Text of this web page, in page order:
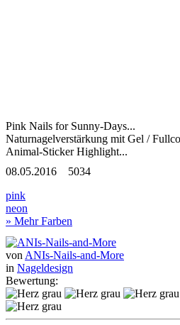
Pink Nails for Sunny-Days...
Naturnagelverstärkung mit Gel /
Animal-Sticker Highlight...
08.05.2016
5034
pink
neon
» Mehr Farben
vonANIs-Nails-and-More
in Nageldesign
Bewertung: